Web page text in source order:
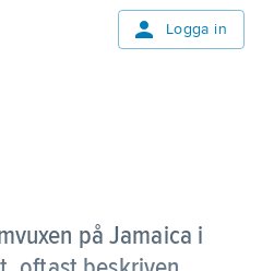
Logga in
på Jamaica i